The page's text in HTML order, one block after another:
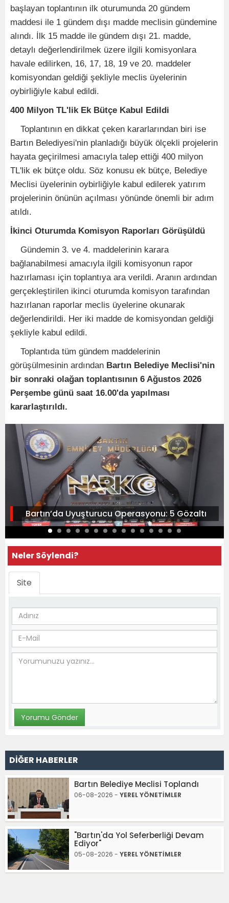
başlayan toplantının ilk oturumunda 20 gündem
maddesi ile 1 gündem dışı madde meclisin gündemine
alındı. İlk 15 madde ile gündem dışı 21. madde,
detaylı değerlendirilmek üzere ilgili komisyonlara
havale edilirken, 16, 17, 18, 19 ve 20. maddeler
komisyondan geldiği şekliyle meclis üyelerinin
oybirliğiyle kabul edildi.
400 Milyon TL'lik Ek Bütçe Kabul Edildi
Toplantının en dikkat çeken kararlarından biri ise
Bartın Belediyesi'nin planladığı büyük ölçekli projelerin
hayata geçirilmesi amacıyla talep ettiği 400 milyon
TL'lik ek bütçe oldu. Söz konusu ek bütçe, Belediye
Meclisi üyelerinin oybirliğiyle kabul edilerek yatırım
projelerinin önünün açılması yönünde önemli bir adım
atıldı.
İkinci Oturumda Komisyon Raporları Görüşüldü
Gündemin 3. ve 4. maddelerinin karara
bağlanabilmesi amacıyla ilgili komisyonun rapor
hazırlaması için toplantıya ara verildi. Aranın ardından
gerçekleştirilen ikinci oturumda komisyon tarafından
hazırlanan raporlar meclis üyelerine okunarak
değerlendirildi. Her iki madde de komisyondan geldiği
şekliyle kabul edildi.
Toplantıda tüm gündem maddelerinin
görüşülmesinin ardından Bartın Belediye Meclisi'nin
bir sonraki olağan toplantısının 6 Ağustos 2026
Perşembe günü saat 16.00'da yapılması
kararlaştırıldı.
Bartın’da Uyuşturucu Operasyonu: 5 Gözaltı
Neler Söylendi?
Site
DİĞER HABERLER
Bartın Belediye Meclisi Toplandı
06-08-2026 - YEREL YÖNETİMLER
"Bartın'da Yol Seferberliği Devam
Ediyor"
05-08-2026 - YEREL YÖNETİMLER